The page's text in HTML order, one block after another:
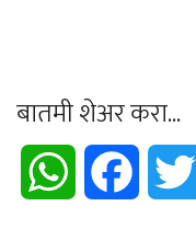
बातमी शेअर करा...
WhatsApp Facebook